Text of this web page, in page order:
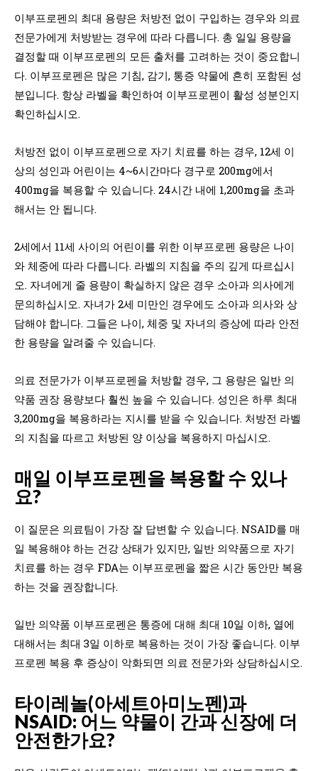
이부프로펜의 최대 용량은 처방전 없이 구입하는 경우와 의료
전문가에게 처방받는 경우에 따라 다릅니다. 총 일일 용량을
결정할 때 이부프로펜의 모든 출처를 고려하는 것이 중요합니
다. 이부프로펜은 많은 기침, 감기, 통증 약물에 흔히 포함된 성
분입니다. 항상 라벨을 확인하여 이부프로펜이 활성 성분인지
확인하십시오.
처방전 없이 이부프로펜으로 자기 치료를 하는 경우, 12세 이
상의 성인과 어린이는 4~6시간마다 경구로 200mg에서
400mg을 복용할 수 있습니다. 24시간 내에 1,200mg을 초과
해서는 안 됩니다.
2세에서 11세 사이의 어린이를 위한 이부프로펜 용량은 나이
와 체중에 따라 다릅니다. 라벨의 지침을 주의 깊게 따르십시
오. 자녀에게 줄 용량이 확실하지 않은 경우 소아과 의사에게
문의하십시오. 자녀가 2세 미만인 경우에도 소아과 의사와 상
담해야 합니다. 그들은 나이, 체중 및 자녀의 증상에 따라 안전
한 용량을 알려줄 수 있습니다.
의료 전문가가 이부프로펜을 처방할 경우, 그 용량은 일반 의
약품 권장 용량보다 훨씬 높을 수 있습니다. 성인은 하루 최대
3,200mg을 복용하라는 지시를 받을 수 있습니다. 처방전 라벨
의 지침을 따르고 처방된 양 이상을 복용하지 마십시오.
매일 이부프로펜을 복용할 수 있나
요?
이 질문은 의료팀이 가장 잘 답변할 수 있습니다. NSAID를 매
일 복용해야 하는 건강 상태가 있지만, 일반 의약품으로 자기
치료를 하는 경우 FDA는 이부프로펜을 짧은 시간 동안만 복용
하는 것을 권장합니다.
일반 의약품 이부프로펜은 통증에 대해 최대 10일 이하, 열에
대해서는 최대 3일 이하로 복용하는 것이 가장 좋습니다. 이부
프로펜 복용 후 증상이 악화되면 의료 전문가와 상담하십시오.
타이레놀(아세트아미노펜)과
NSAID: 어느 약물이 간과 신장에 더
안전한가요?